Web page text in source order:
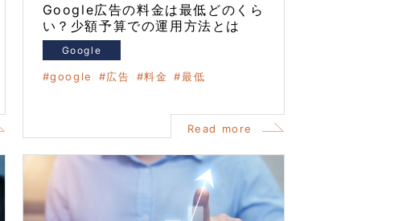
Google広告の料金は最低どのくら
い？少額予算での運用方法とは
Google
google 広告 料金 最低
Read more